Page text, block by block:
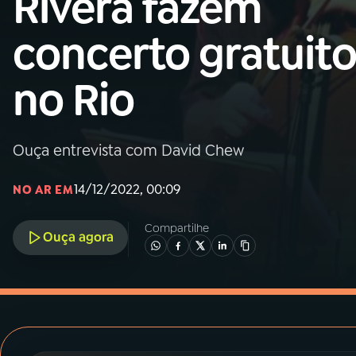
01 INÍCIO
02A RÁDIO
03PROGRAMAÇÃO
05PODCASTS
concerto gratuito
no Rio
Ouça entrevista com David Chew
NO AR EM14/12/2022, 00:09
Ouça agora
Compartilhe